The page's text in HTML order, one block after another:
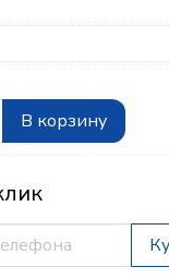
В корзину